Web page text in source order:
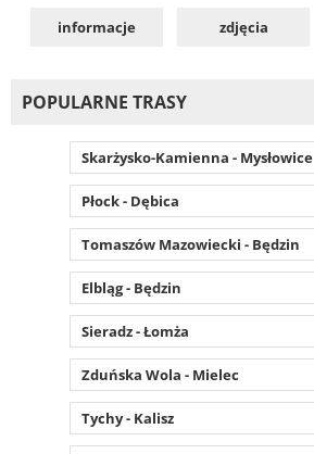
informacje zdjęcia
POPULARNE TRASY
Skarżysko-Kamienna - Mysłowice
Płock - Dębica
Tomaszów Mazowiecki - Będzin
Elbląg - Będzin
Sieradz - Łomża
Zduńska Wola - Mielec
Tychy - Kalisz